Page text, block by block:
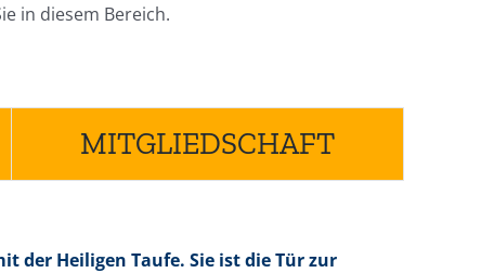
in diesem Bereich.
MITGLIEDSCHAFT
der Heiligen Taufe. Sie ist die Tür zur